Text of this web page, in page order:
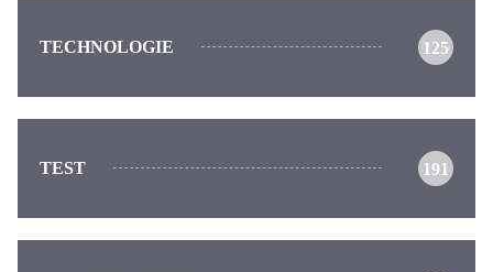
TECHNOLOGIE 125
TEST 191